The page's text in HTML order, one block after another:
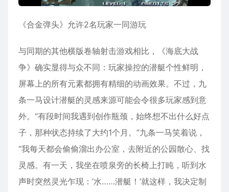
《合金弹头》允许2名玩家一同游玩
与同期的其他横版卷轴射击游戏相比，《海底大战
争》确实显得与众不同：玩家操控的潜艇个性鲜明，
屏幕上的所有元素都拥有精细的动画效果。不过，九
条一马设计潜艇的灵感来源可能会令很多玩家感到意
外。“有段时间我遇到创作瓶颈，始终想不出什么好点
子，那种状态持续了大约1个月。”九条一马笑着说，
“我每天都会偷偷溜出办公室，去附近的公园散心、找
灵感。有一天，我坐在喷泉旁的长椅上打盹，听到水
声时突然灵光乍现：‘水……潜艇！’就这样，我决定制